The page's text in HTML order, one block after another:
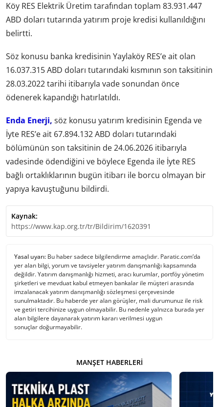
Köy RES Elektrik Üretim tarafından toplam 83.931.447
ABD doları tutarında yatırım proje kredisi kullanıldığını
belirtti.
Söz konusu banka kredisinin Yaylaköy RES’e ait olan
16.037.315 ABD doları tutarındaki kısmının son taksitinin
28.03.2022 tarihi itibarıyla vade sonundan önce
ödenerek kapandığı hatırlatıldı.
Enda Enerji, söz konusu yatırım kredisinin Egenda ve
İyte RES’e ait 67.894.132 ABD doları tutarındaki
bölümünün son taksitinin de 24.06.2026 itibarıyla
vadesinde ödendiğini ve böylece Egenda ile İyte RES
bağlı ortaklıklarının bugün itibarı ile borcu olmayan bir
yapıya kavuştuğunu bildirdi.
Kaynak:
https://www.kap.org.tr/tr/Bildirim/1620391
Yasal uyarı: Bu haber sadece bilgilendirme amaçlıdır. Paratic.com’da
yer alan bilgi, yorum ve tavsiyeler yatırım danışmanlığı kapsamında
değildir. Yatırım danışmanlığı hizmeti, aracı kurumlar, portföy yönetim
şirketleri ve mevduat kabul etmeyen bankalar ile müşteri arasında
imzalanacak yatırım danışmanlığı sözleşmesi çerçevesinde
sunulmaktadır. Bu haberde yer alan görüşler, mali durumunuz ile risk
ve getiri tercihinize uygun olmayabilir. Bu nedenle yalnızca burada yer
alan bilgilere dayanarak yatırım kararı verilmesi uygun
sonuçlar doğurmayabilir.
MANŞET HABERLERI